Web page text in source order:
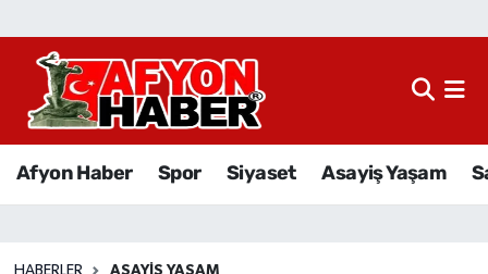
Afyon Haber Spor Siyaset Asayiş Yaşam
HABERLER ASAYIŞ YAŞAM
Afyon Haber